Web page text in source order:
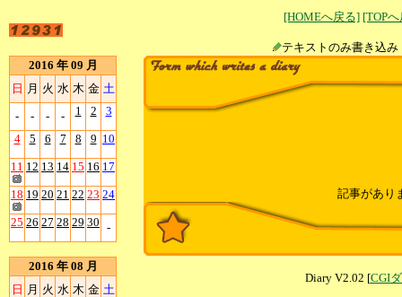
[HOMEへ戻る] [TOP
テキストのみ書
2016 年 09 月
日 月 火 水 木 金 土
- - - - 1 2 3
4 5 6 7 8 9 10
11 12 13 14 15 16 17
18 19 20 21 22 23 24
25 26 27 28 29 30 -
2016 年 08 月
日 月 火 水 木 金 土
記事があり
Diary V2.02 [CGI